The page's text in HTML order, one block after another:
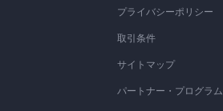
プライバシーポリシー
取引条件
サイトマップ
パートナー・プログラム